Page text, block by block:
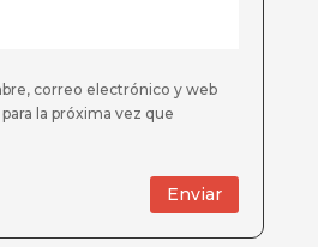
correo electrónico y web
la próxima vez que
Enviar